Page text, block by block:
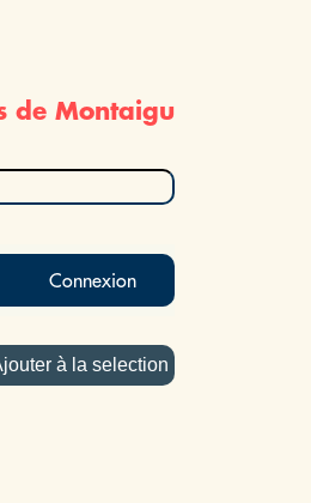
de Montaigu
Connexion
Ajouter à la selection